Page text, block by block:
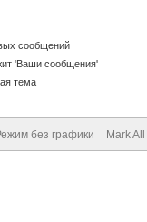
сообщений
'Ваши сообщения'
тема
без графики Mark